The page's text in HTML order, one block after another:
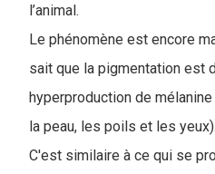
l’animal.
Le phénomène est encore
sait que la pigmentation est
hyperproduction de
la peau, les poils et les yeux).
C'est similaire à ce qui se